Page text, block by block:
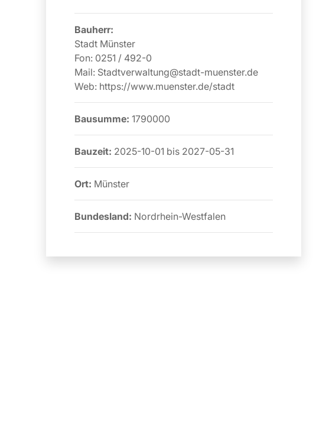
Bauherr:
Stadt Münster
Fon: 0251 / 492-0
Mail: Stadtverwaltung@stadt-muenster.de
Web: https://www.muenster.de/stadt
Bausumme: 1790000
Bauzeit: 2025-10-01 bis 2027-05-31
Ort: Münster
Bundesland: Nordrhein-Westfalen